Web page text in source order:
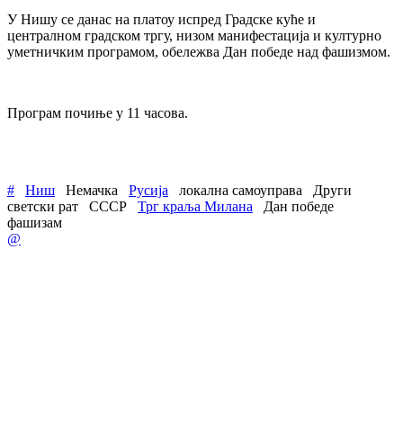
У Нишу се данас на платоу испред Градске куће и
централном градском тргу, низом манифестација и културно
уметничким програмом, обележва Дан победе над фашизмом.
Програм почиње у 11 часова.
# Ниш Немачка Русија локална самоуправа
Други
светски рат
СССР Трг краља Милана
Дан победе
фашизам
@